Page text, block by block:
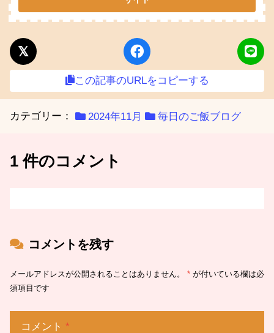
この記事のURLをコピーする
カテゴリー： 2024年11月 毎日のご飯ブログ
1 件のコメント
コメントを残す
メールアドレスが公開されることはありません。 * が付いている欄は必
須項目です
コメント *